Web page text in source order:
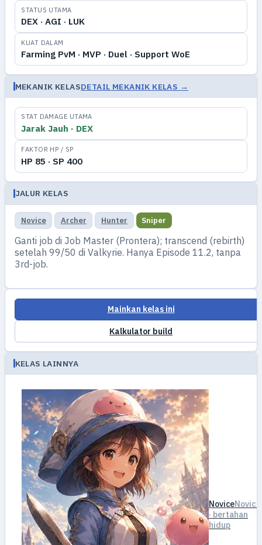
STATUS UTAMA
DEX · AGI · LUK
KUAT DALAM
Farming PvM · MVP · Duel · Support WoE
MEKANIK KELASDETAIL MEKANIK KELAS →
STAT DAMAGE UTAMA
Jarak Jauh · DEX
FAKTOR HP / SP
HP 85 · SP 400
JALUR KELAS
Novice Archer Hunter Sniper
Ganti job di Job Master (Prontera); transcend (rebirth)
setelah 99/50 di Valkyrie. Hanya Episode 11.2, tanpa
3rd-job.
Mainkan kelas ini
Kalkulator build
KELAS LAINNYA
NoviceNovice
· bertahan
hidup